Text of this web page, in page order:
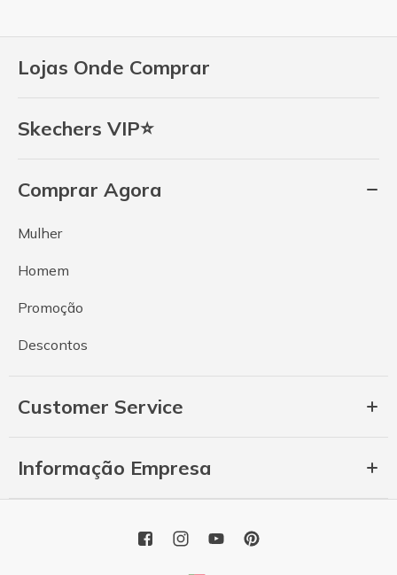
Lojas Onde Comprar
Skechers VIP⭐
Comprar Agora
Mulher
Homem
Promoção
Descontos
Customer Service
Informação Empresa